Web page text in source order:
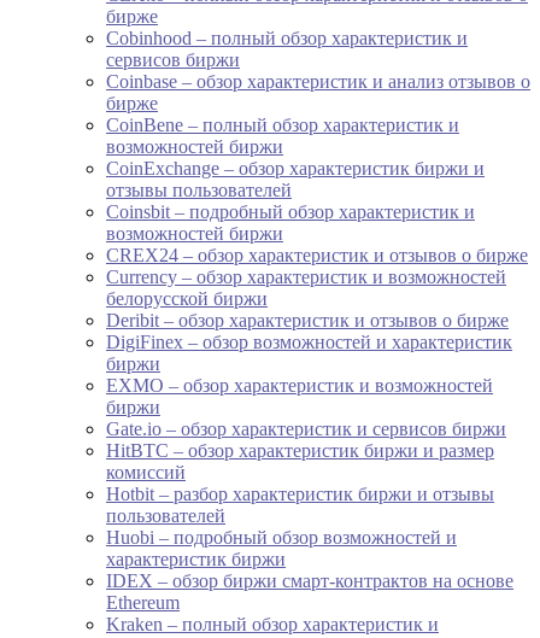
бирже
Cobinhood – полный обзор характеристик и
сервисов биржи
Coinbase – обзор характеристик и анализ отзывов о
бирже
CoinBene – полный обзор характеристик и
возможностей биржи
CoinExchange – обзор характеристик биржи и
отзывы пользователей
Coinsbit – подробный обзор характеристик и
возможностей биржи
CREX24 – обзор характеристик и отзывов о бирже
Currency – обзор характеристик и возможностей
белорусской биржи
Deribit – обзор характеристик и отзывов о бирже
DigiFinex – обзор возможностей и характеристик
биржи
EXMO – обзор характеристик и возможностей
биржи
Gate.io – обзор характеристик и сервисов биржи
HitBTC – обзор характеристик биржи и размер
комиссий
Hotbit – разбор характеристик биржи и отзывы
пользователей
Huobi – подробный обзор возможностей и
характеристик биржи
IDEX – обзор биржи смарт-контрактов на основе
Ethereum
Kraken – полный обзор характеристик и